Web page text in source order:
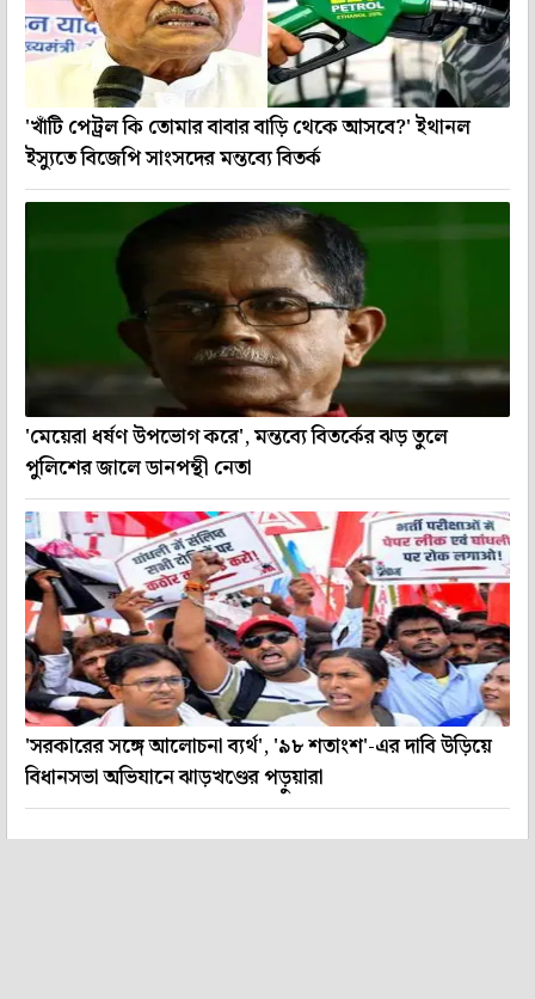
'খাঁটি পেট্রল কি তোমার বাবার বাড়ি থেকে আসবে?' ইথানল
ইস্যুতে বিজেপি সাংসদের মন্তব্যে বিতর্ক
'মেয়েরা ধর্ষণ উপভোগ করে', মন্তব্যে বিতর্কের ঝড় তুলে
পুলিশের জালে ডানপন্থী নেতা
'সরকারের সঙ্গে আলোচনা ব্যর্থ', '৯৮ শতাংশ'-এর দাবি উড়িয়ে
বিধানসভা অভিযানে ঝাড়খণ্ডের পড়ুয়ারা